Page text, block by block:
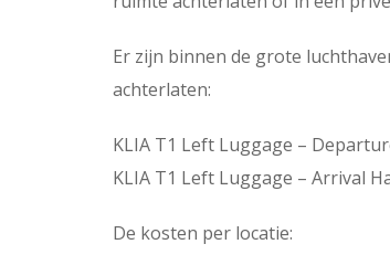
Er zijn binnen de grote
achterlaten:
KLIA T1 Left Luggage –
KLIA T1 Left Luggage – Arrival
De kosten per locatie: